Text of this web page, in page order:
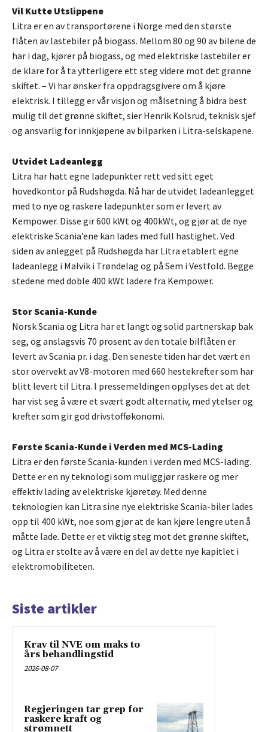
Vil Kutte Utslippene
Litra er en av transportørene i Norge med den største
flåten av lastebiler på biogass. Mellom 80 og 90 av bilene de
har i dag, kjører på biogass, og med elektriske lastebiler er
de klare for å ta ytterligere ett steg videre mot det grønne
skiftet. – Vi har ønsker fra oppdragsgivere om å kjøre
elektrisk. I tillegg er vår visjon og målsetning å bidra best
mulig til det grønne skiftet, sier Henrik Kolsrud, teknisk sjef
og ansvarlig for innkjøpene av bilparken i Litra-selskapene.
Utvidet Ladeanlegg
Litra har hatt egne ladepunkter rett ved sitt eget
hovedkontor på Rudshøgda. Nå har de utvidet ladeanlegget
med to nye og raskere ladepunkter som er levert av
Kempower. Disse gir 600 kWt og 400kWt, og gjør at de nye
elektriske Scania’ene kan lades med full hastighet. Ved
siden av anlegget på Rudshøgda har Litra etablert egne
ladeanlegg i Malvik i Trøndelag og på Sem i Vestfold. Begge
stedene med doble 400 kWt ladere fra Kempower.
Stor Scania-Kunde
Norsk Scania og Litra har et langt og solid partnerskap bak
seg, og anslagsvis 70 prosent av den totale bilflåten er
levert av Scania pr. i dag. Den seneste tiden har det vært en
stor overvekt av V8-motoren med 660 hestekrefter som har
blitt levert til Litra. I pressemeldingen opplyses det at det
har vist seg å være et svært godt alternativ, med ytelser og
krefter som gir god drivstofføkonomi.
Første Scania-Kunde i Verden med MCS-Lading
Litra er den første Scania-kunden i verden med MCS-lading.
Dette er en ny teknologi som muliggjør raskere og mer
effektiv lading av elektriske kjøretøy. Med denne
teknologien kan Litra sine nye elektriske Scania-biler lades
opp til 400 kWt, noe som gjør at de kan kjøre lengre uten å
måtte lade. Dette er et viktig steg mot det grønne skiftet,
og Litra er stolte av å være en del av dette nye kapitlet i
elektromobiliteten.
Siste artikler
Krav til NVE om maks to
års behandlingstid
2026-08-07
Regjeringen tar grep for
raskere kraft og
strømnett